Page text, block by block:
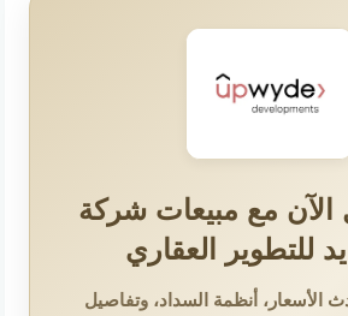
الآن مع مبيعات شركة
للتطوير العقاري
الأسعار، أنظمة السداد، وتفاصيل